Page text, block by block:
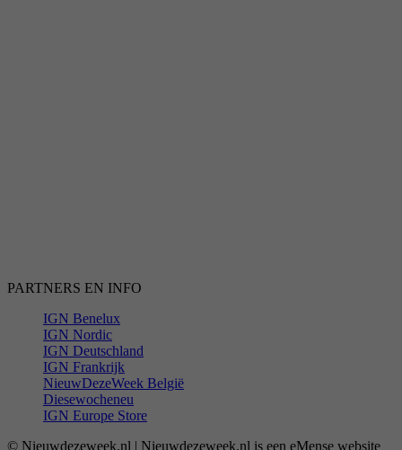
PARTNERS EN INFO
IGN Benelux
IGN Nordic
IGN Deutschland
IGN Frankrijk
NieuwDezeWeek België
Diesewocheneu
IGN Europe Store
© Nieuwdezeweek.nl | Nieuwdezeweek.nl is een eMense website